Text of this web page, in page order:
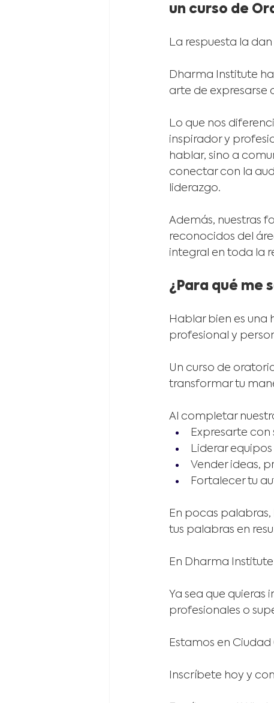
un curso de
La respuesta la
Dharma Institute
arte de expresarse
Lo que nos
inspirador y
hablar, sino a
conectar con la
liderazgo.
Además, nuestras
reconocidos del
integral en toda la
¿Para qué me
Hablar bien es
profesional y
Un curso de
transformar tu
Al completar
Expresarte con
Liderar
Vender ideas,
Fortalecer tu
En pocas
tus palabras en
En Dharma
Ya sea que quieras
profesionales o
Estamos en
Inscríbete hoy y